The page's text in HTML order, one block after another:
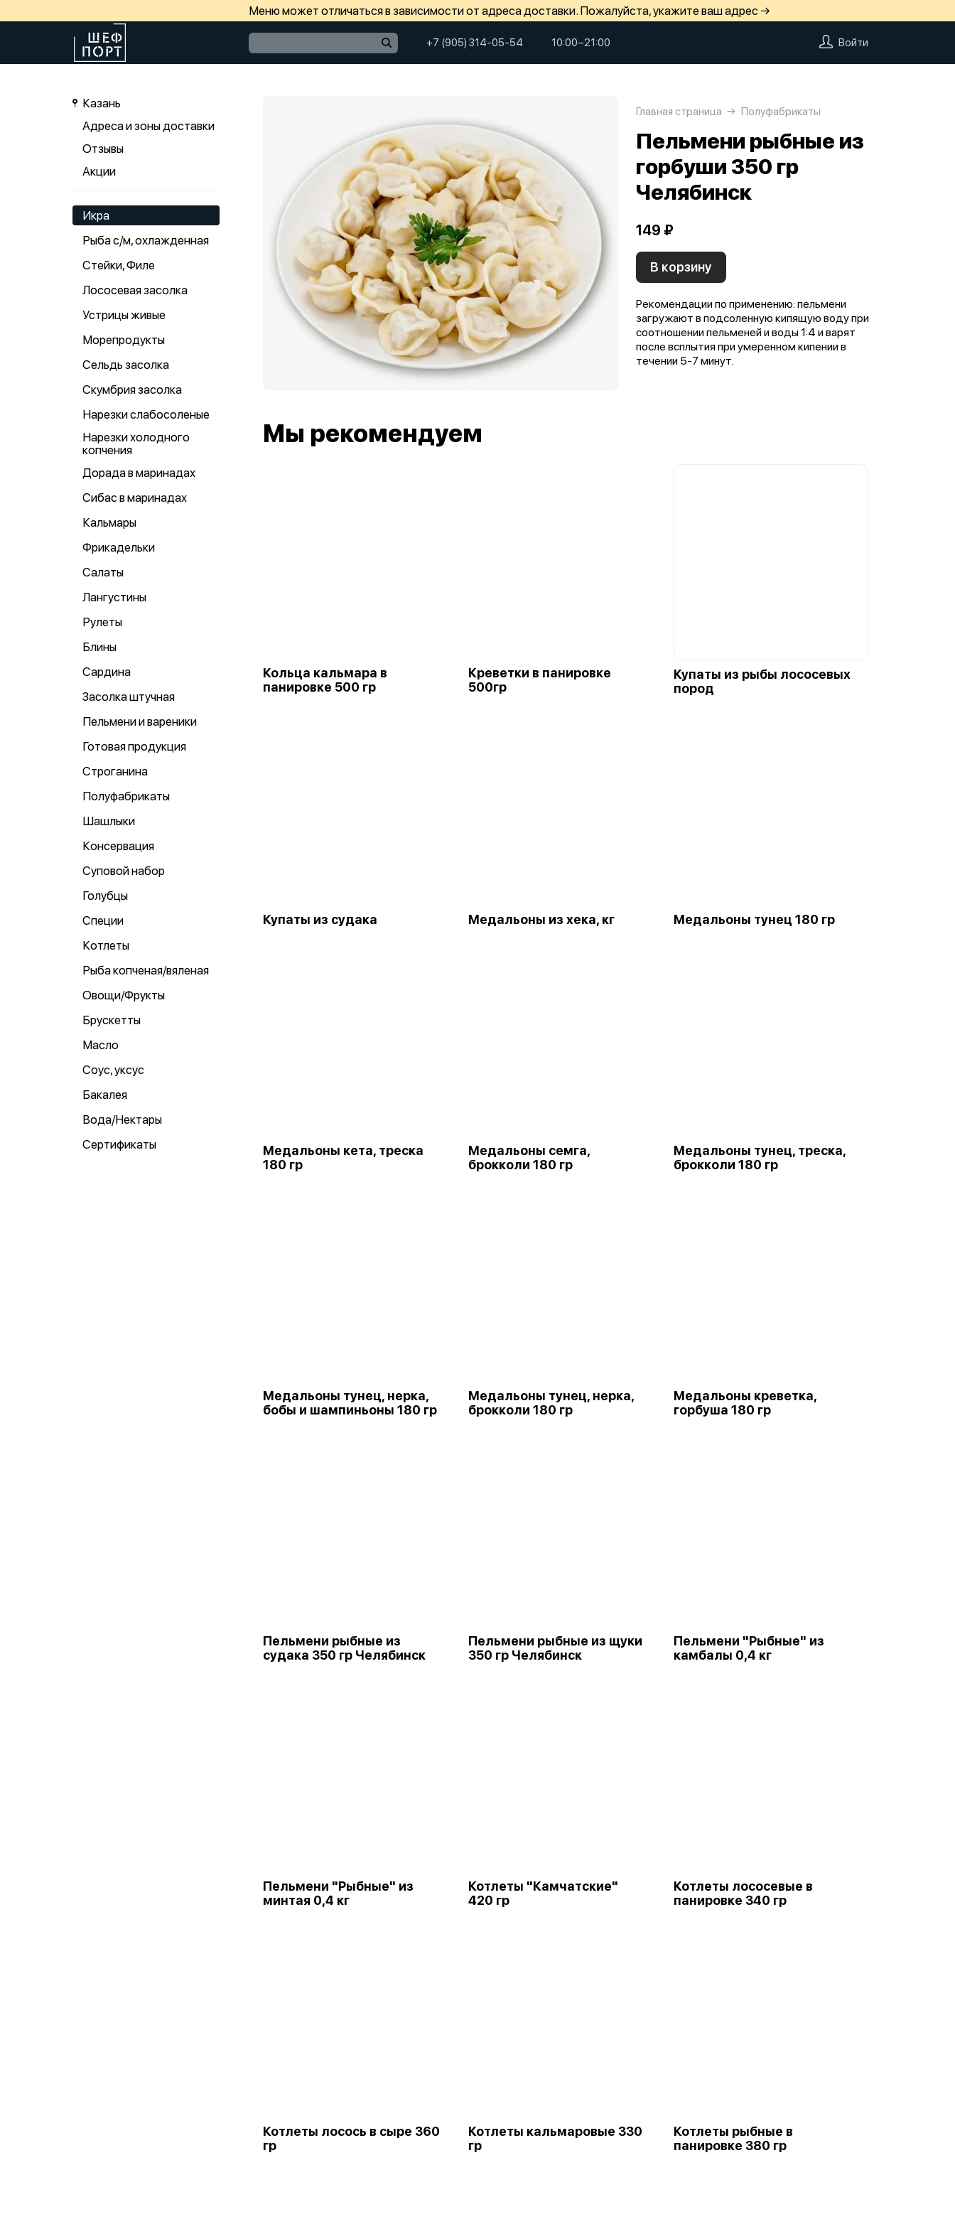
Меню может отличаться в зависимости от адреса доставки. Пожалуйста, укажите ваш адрес →
+7 (905) 314-05-54 10:00−21:00 Войти
Казань
Адреса и зоны доставки
Отзывы
Акции
Икра
Рыба с/м, охлажденная
Стейки, Филе
Лососевая засолка
Устрицы живые
Морепродукты
Сельдь засолка
Скумбрия засолка
Нарезки слабосоленые
Нарезки холодного
копчения
Дорада в маринадах
Сибас в маринадах
Кальмары
Фрикадельки
Салаты
Лангустины
Рулеты
Блины
Сардина
Засолка штучная
Пельмени и вареники
Готовая продукция
Строганина
Полуфабрикаты
Шашлыки
Консервация
Суповой набор
Голубцы
Специи
Котлеты
Рыба копченая/вяленая
Овощи/Фрукты
Брускетты
Масло
Соус, уксус
Бакалея
Вода/Нектары
Сертификаты
Главная страница Полуфабрикаты
Пельмени рыбные из
горбуши 350 гр
Челябинск
149 ₽
В корзину
Рекомендации по применению: пельмени
загружают в подсоленную кипящую воду при
соотношении пельменей и воды 1:4 и варят
после всплытия при умеренном кипении в
течении 5-7 минут.
Мы рекомендуем
Кольца кальмара в
панировке 500 гр
Креветки в панировке
500гр
Купаты из рыбы лососевых
пород
Купаты из судака Медальоны из хека, кг Медальоны тунец 180 гр
Медальоны кета, треска
180 гр
Медальоны семга,
брокколи 180 гр
Медальоны тунец, треска,
брокколи 180 гр
Медальоны тунец, нерка,
бобы и шампиньоны 180 гр
Медальоны тунец, нерка,
брокколи 180 гр
Медальоны креветка,
горбуша 180 гр
Пельмени рыбные из
судака 350 гр Челябинск
Пельмени рыбные из щуки
350 гр Челябинск
Пельмени "Рыбные" из
камбалы 0,4 кг
Пельмени "Рыбные" из
минтая 0,4 кг
Котлеты "Камчатские"
420 гр
Котлеты лососевые в
панировке 340 гр
Котлеты лосось в сыре 360
гр
Котлеты кальмаровые 330
гр
Котлеты рыбные в
панировке 380 гр